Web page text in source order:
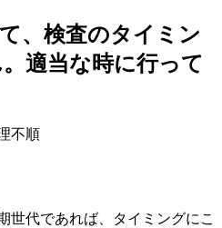
、検査のタイミン
適当な時に行って
不順
世代であれば、タイミングにこ